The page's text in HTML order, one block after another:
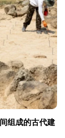
组成的古代建